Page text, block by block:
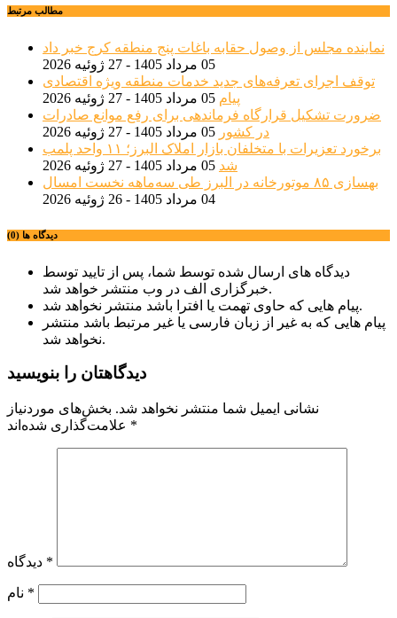
مطالب مرتبط
نماینده مجلس از وصول حقابه باغات پنج منطقه کرج خبر داد
05 مرداد 1405 - 27 ژوئیه 2026
توقف اجرای تعرفه‌های جدید خدمات منطقه ویژه اقتصادی
پیام 05 مرداد 1405 - 27 ژوئیه 2026
ضرورت تشکیل قرارگاه فرماندهی برای رفع موانع صادرات
در کشور 05 مرداد 1405 - 27 ژوئیه 2026
برخورد تعزیرات با متخلفان بازار املاک البرز؛ ۱۱ واحد پلمب
شد 05 مرداد 1405 - 27 ژوئیه 2026
بهسازی ۸۵ موتورخانه در البرز طی سه‌ماهه نخست امسال
04 مرداد 1405 - 26 ژوئیه 2026
دیدگاه ها (0)
دیدگاه های ارسال شده توسط شما، پس از تایید توسط
خبرگزاری الف در وب منتشر خواهد شد.
پیام هایی که حاوی تهمت یا افترا باشد منتشر نخواهد شد.
پیام هایی که به غیر از زبان فارسی یا غیر مرتبط باشد منتشر
نخواهد شد.
دیدگاهتان را بنویسید
نشانی ایمیل شما منتشر نخواهد شد. بخش‌های موردنیاز
*
*
*